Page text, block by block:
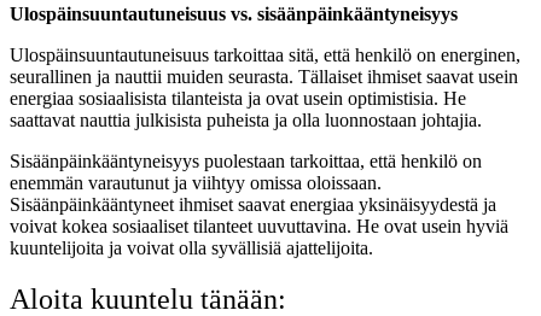
Ulospäinsuuntautuneisuus vs. sisäänpäinkääntyneisyys
Ulospäinsuuntautuneisuus tarkoittaa sitä, että henkilö on energinen,
seurallinen ja nauttii muiden seurasta. Tällaiset ihmiset saavat usein
energiaa sosiaalisista tilanteista ja ovat usein optimistisia. He
saattavat nauttia julkisista puheista ja olla luonnostaan johtajia.
Sisäänpäinkääntyneisyys puolestaan tarkoittaa, että henkilö on
enemmän varautunut ja viihtyy omissa oloissaan.
Sisäänpäinkääntyneet ihmiset saavat energiaa yksinäisyydestä ja
voivat kokea sosiaaliset tilanteet uuvuttavina. He ovat usein hyviä
kuuntelijoita ja voivat olla syvällisiä ajattelijoita.
Aloita kuuntelu tänään: